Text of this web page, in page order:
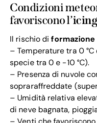
Condizioni
favoriscono l’
Il rischio di
– Temperature tra 0
specie tra 0 e -10 °C).
– Presenza di nuvole
sopraraffreddate
– Umidità relativa
di neve bagnata,